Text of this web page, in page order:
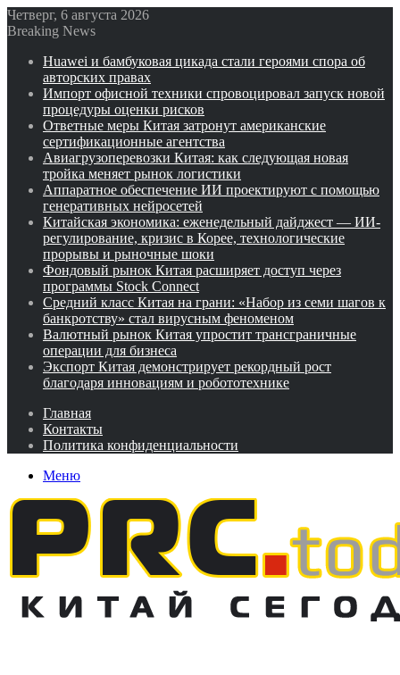
Четверг, 6 августа 2026
Breaking News
Huawei и бамбуковая цикада стали героями спора об
авторских правах
Импорт офисной техники спровоцировал запуск новой
процедуры оценки рисков
Ответные меры Китая затронут американские
сертификационные агентства
Авиагрузоперевозки Китая: как следующая новая
тройка меняет рынок логистики
Аппаратное обеспечение ИИ проектируют с помощью
генеративных нейросетей
Китайская экономика: еженедельный дайджест — ИИ-
регулирование, кризис в Корее, технологические
прорывы и рыночные шоки
Фондовый рынок Китая расширяет доступ через
программы Stock Connect
Средний класс Китая на грани: «Набор из семи шагов к
банкротству» стал вирусным феноменом
Валютный рынок Китая упростит трансграничные
операции для бизнеса
Экспорт Китая демонстрирует рекордный рост
благодаря инновациям и робототехнике
Главная
Контакты
Политика конфиденциальности
Меню